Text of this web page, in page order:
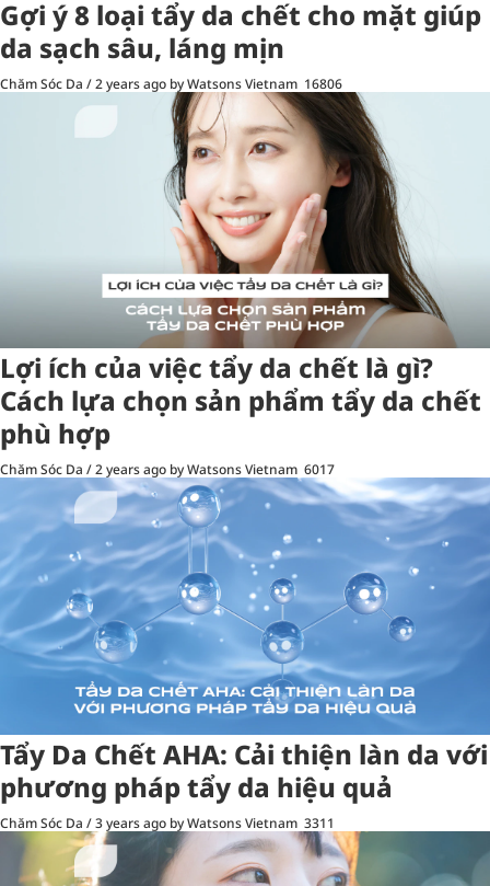
Gợi ý 8 loại tẩy da chết cho mặt giúp
da sạch sâu, láng mịn
Chăm Sóc Da /2 years ago by Watsons Vietnam 16806
Lợi ích của việc tẩy da chết là gì?
Cách lựa chọn sản phẩm tẩy da chết
phù hợp
Chăm Sóc Da /2 years ago by Watsons Vietnam 6017
Tẩy Da Chết AHA: Cải thiện làn da với
phương pháp tẩy da hiệu quả
Chăm Sóc Da /3 years ago by Watsons Vietnam 3311